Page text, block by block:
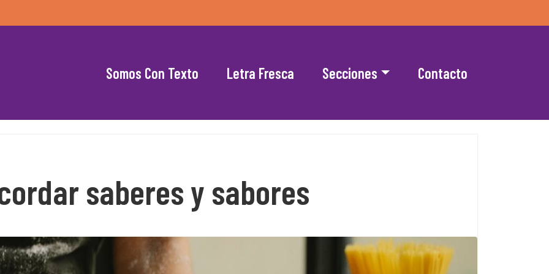
Somos Con Texto Letra Fresca Secciones Contacto
saberes y sabores